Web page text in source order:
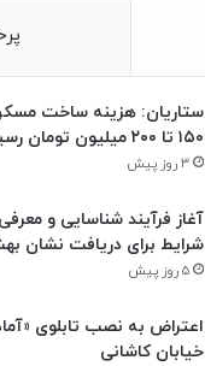
ستاریان: هزینه ساخت
۱۵۰ تا ۲۰۰ میلیون تومان رسیده است
۳ روز پیش
آغاز فرآیند شناسایی و معرفی
شرایط برای دریافت نشان
۵ روز پیش
اعتراض به نصب تابلوی
خیابان کاشانی